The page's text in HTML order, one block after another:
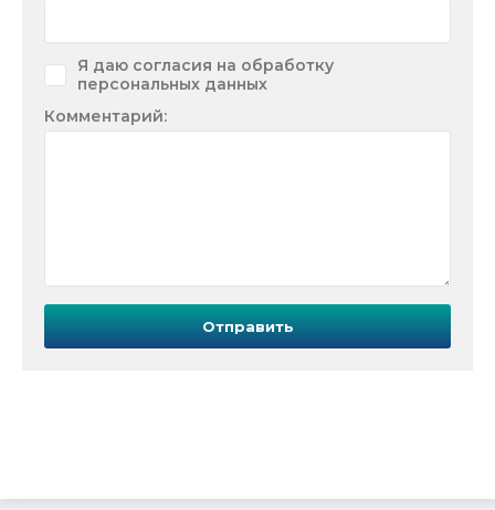
Я даю согласия на обработку
персональных данных
Комментарий:
Отправить